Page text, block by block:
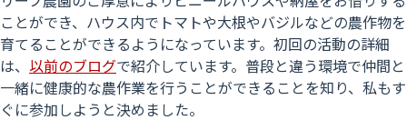
ことができ、ハウス内でトマトや大根やバジルなどの農作物を
育てることができるようになっています。初回の活動の詳細
は、 以前のブログで紹介しています。普段と違う環境で仲間と
一緒に健康的な農作業を行うことができることを知り、私もす
ぐに参加しようと決めました。